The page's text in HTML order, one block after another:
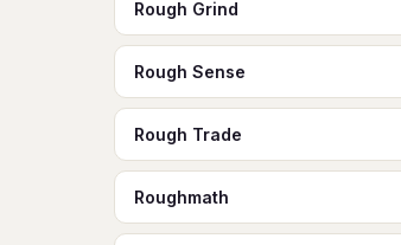
Rough Grind
Rough Sense
Rough Trade
Roughmath